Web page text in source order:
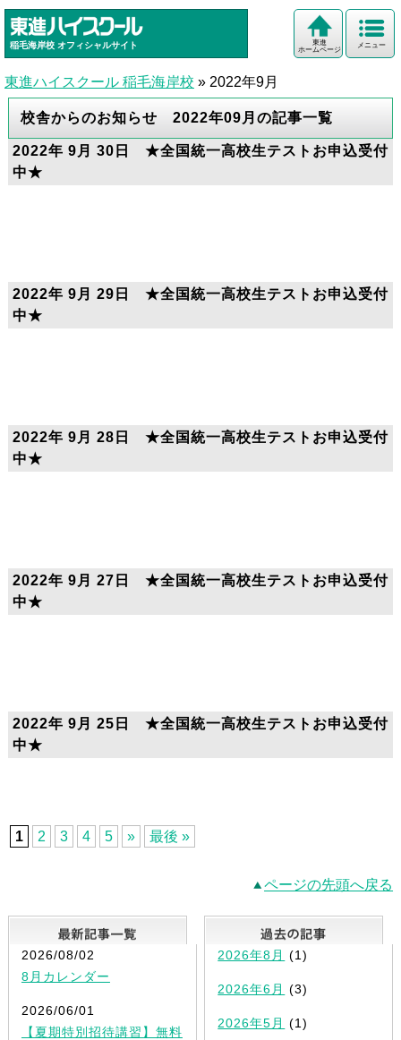
稲毛海岸校 オフィシャルサイト メニュー
東進
ホームページ
東進ハイスクール 稲毛海岸校 » 2022年9月
校舎からのお知らせ 2022年09月の記事一覧
2022年 9月 30日 ★全国統一高校生テストお申込受付
中★
2022年 9月 29日 ★全国統一高校生テストお申込受付
中★
2022年 9月 28日 ★全国統一高校生テストお申込受付
中★
2022年 9月 27日 ★全国統一高校生テストお申込受付
中★
2022年 9月 25日 ★全国統一高校生テストお申込受付
中★
1 2 3 4 5 » 最後 »
ページの先頭へ戻る
最新記事一覧
2026/08/02
8月カレンダー
2026/06/01
【夏期特別招待講習】無料
2026年8月 (1)
2026年6月 (3)
2026年5月 (1)